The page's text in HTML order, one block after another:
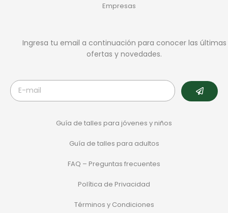
Empresas
Ingresa tu email a continuación para conocer las últimas
ofertas y novedades.
Guía de talles para jóvenes y niños
Guía de talles para adultos
FAQ – Preguntas frecuentes
Política de Privacidad
Términos y Condiciones